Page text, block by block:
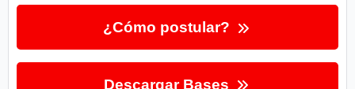
¿Cómo postular?
Descargar Bases